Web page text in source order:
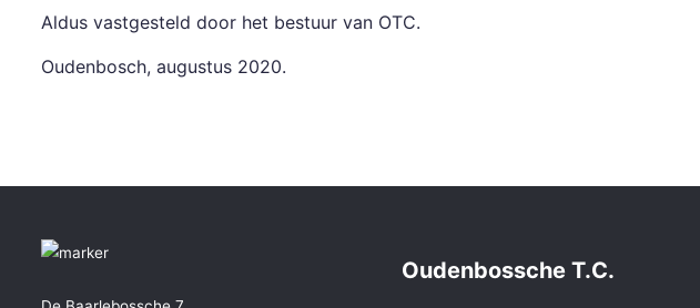
Aldus vastgesteld door het bestuur van OTC.
Oudenbosch, augustus 2020.
Oudenbossche T.C.